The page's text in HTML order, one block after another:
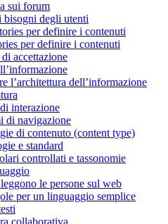
sui forum
bisogni degli utenti
per definire i contenuti
per definire i contenuti
accettazione
l’architettura dell’informazione
interazione
di navigazione
di contenuto (content type)
e standard
controllati e tassonomie
le persone sul web
per un linguaggio semplice
collaborativa